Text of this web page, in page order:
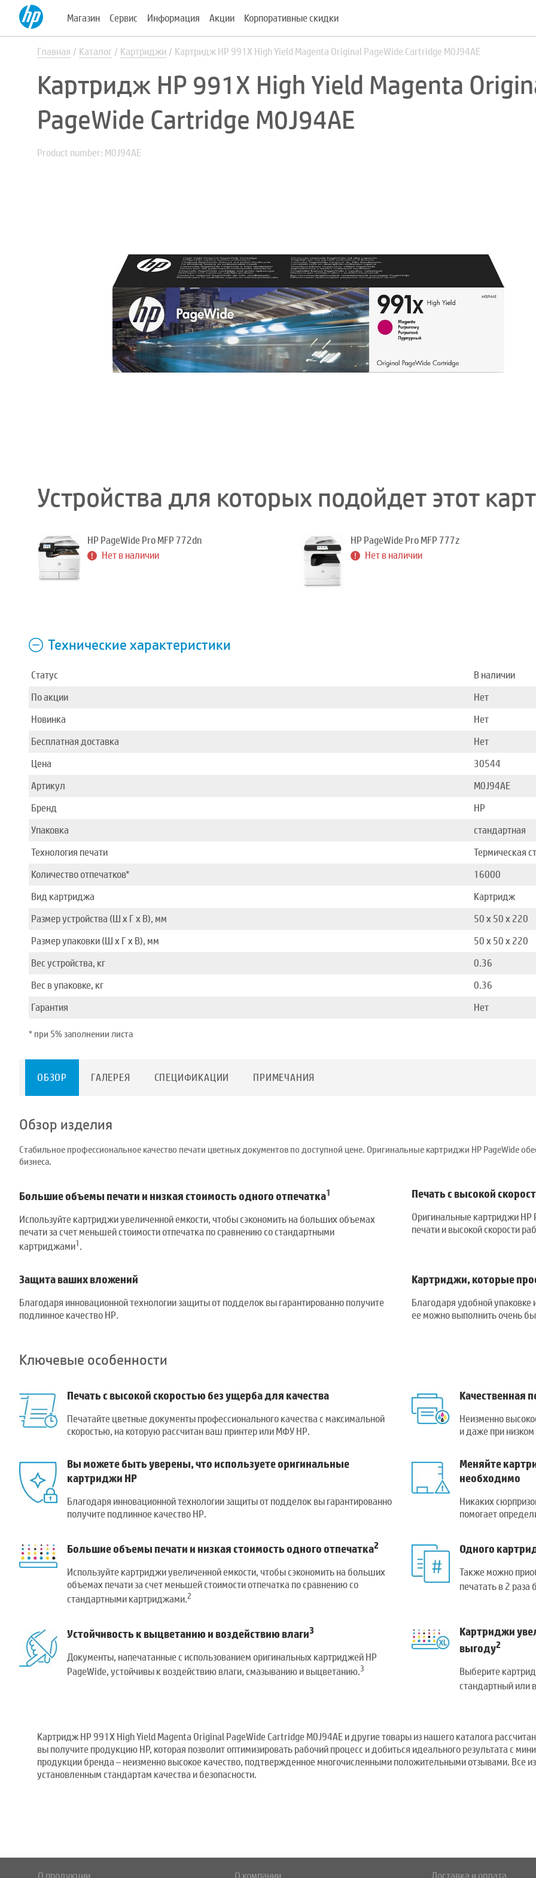
Магазин Сервис Информация Акции Корпоративные скидки
Главная Каталог Картриджи Картридж HP 991X High Yield Magenta Original PageWide Cartridge M0J94AE
Картридж HP 991X High Yield Magenta
PageWide Cartridge M0J94AE
Product number: M0J94AE
Устройства для которых подойдет этот
HP PageWide Pro MFP 772dn
Нет в наличии
HP PageWide Pro MFP 777z
Нет в наличии
Технические характеристики
Статус
В наличии
По акции
Нет
Новинка
Нет
Бесплатная доставка
Нет
Цена
30544
Артикул
M0J94AE
Бренд
HP
Упаковка
стандартная
Технология печати
Термическая
Количество отпечатков*
16000
Вид картриджа
Картридж
Размер устройства (Ш x Г x В), мм
50 x 50 x 220
Размер упаковки (Ш x Г x В), мм
50 x 50 x 220
Вес устройства, кг
0.36
Вес в упаковке, кг
0.36
Гарантия
Нет
* при 5% заполнении листа
ОБЗОР ГАЛЕРЕЯ СПЕЦИФИКАЦИИ ПРИМЕЧАНИЯ
Обзор изделия
Стабильное профессиональное качество печати цветных документов по доступной цене. Оригинальные картриджи HP PageWide
бизнеса.
Большие объемы печати и низкая стоимость одного отпечатка1
Используйте картриджи увеличенной емкости, чтобы сэкономить на больших объемах
печати за счет меньшей стоимости отпечатка по сравнению со стандартными
картриджами1.
Печать с высокой
Оригинальные картриджи HP
печати и высокой скорости
Защита ваших вложений
Благодаря инновационной технологии защиты от подделок вы гарантированно получите
подлинное качество HP.
Картриджи, которые
Благодаря удобной упаковке
ее можно выполнить очень
Ключевые особенности
Печать с высокой скоростью без ущерба для качества
Печатайте цветные документы профессионального качества с максимальной
скоростью, на которую рассчитан ваш принтер или МФУ HP.
Качественная
Неизменно
и даже при
Вы можете быть уверены, что используете оригинальные
картриджи HP
Благодаря инновационной технологии защиты от подделок вы гарантированно
получите подлинное качество HP.
Меняйте
необходимо
Никаких
помогает
Большие объемы печати и низкая стоимость одного отпечатка2
Используйте картриджи увеличенной емкости, чтобы сэкономить на больших
объемах печати за счет меньшей стоимости отпечатка по сравнению со
стандартными картриджами.2
Одного
Также можно
печатать в 2
Устойчивость к выцветанию и воздействию влаги3
Документы, напечатанные с использованием оригинальных картриджей HP
PageWide, устойчивы к воздействию влаги, смазыванию и выцветанию.3
Картриджи
выгоду2
Выберите
стандартный или
Картридж HP 991X High Yield Magenta Original PageWide Cartridge M0J94AE и другие товары из нашего каталога
вы получите продукцию HP, которая позволит оптимизировать рабочий процесс и добиться идеального результата с
продукции бренда – неизменно высокое качество, подтвержденное многочисленными положительными отзывами. Все
установленным стандартам качества и безопасности.